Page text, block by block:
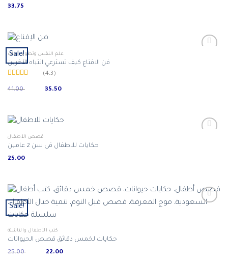
Sale!
علم النفس وتطوير الذات
فن الاقناع كيف تسترعي انتباه الآخرين
4.32out
(4.3)
41.00
Original
price 35.50
قصص الأطفال
حكايات للاطفال فى سن 2 عامين
25.00
Sale!
كتب الأطفال والناشئة
حكايات لخمس دقائق قصص الحيوانات
25.00
Original
price 22.00